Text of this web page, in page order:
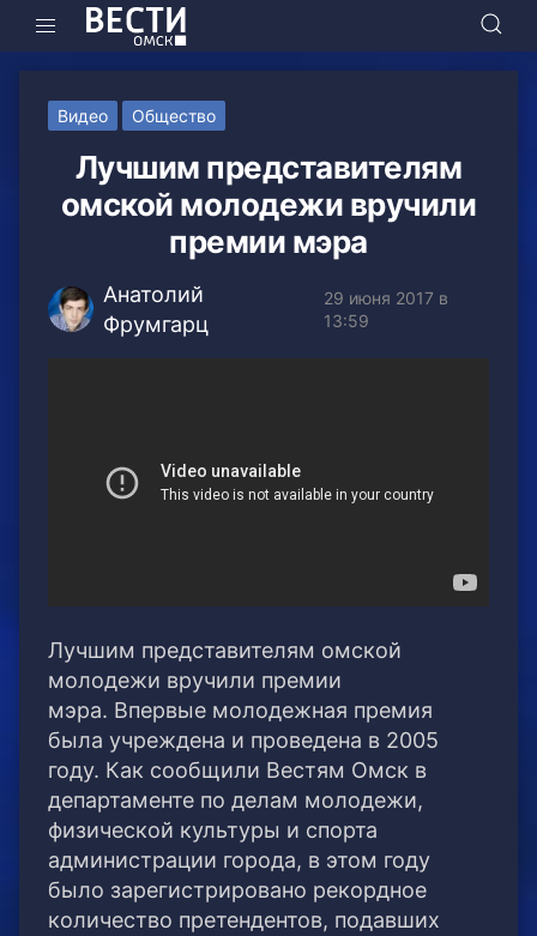
Видео Общество
Лучшим представителям
омской молодежи вручили
премии мэра
Анатолий
Фрумгарц
29 июня 2017 в
13:59
Лучшим представителям омской
молодежи вручили премии
мэра. Впервые молодежная премия
была учреждена и проведена в 2005
году. Как сообщили Вестям Омск в
департаменте по делам молодежи,
физической культуры и спорта
администрации города, в этом году
было зарегистрировано рекордное
количество претендентов, подавших